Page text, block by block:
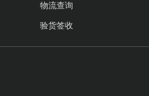
物流查询
验货签收